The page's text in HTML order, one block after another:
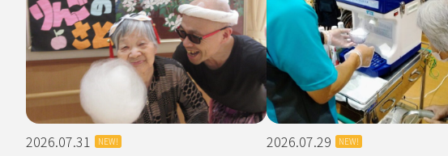
2026.07.31 NEW! 2026.07.29 NEW!